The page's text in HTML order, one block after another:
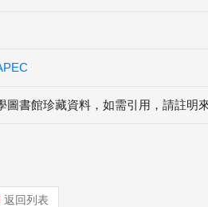
圖書館珍藏資料，如需引用，請註明來
返回列表